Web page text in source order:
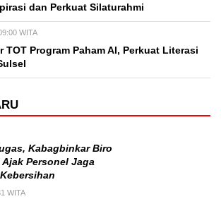
dan Perkuat Silaturahmi
WITA
TOT Program Paham AI, Perkuat Literasi
Kabagbinkar Biro
Personel Jaga
WITA